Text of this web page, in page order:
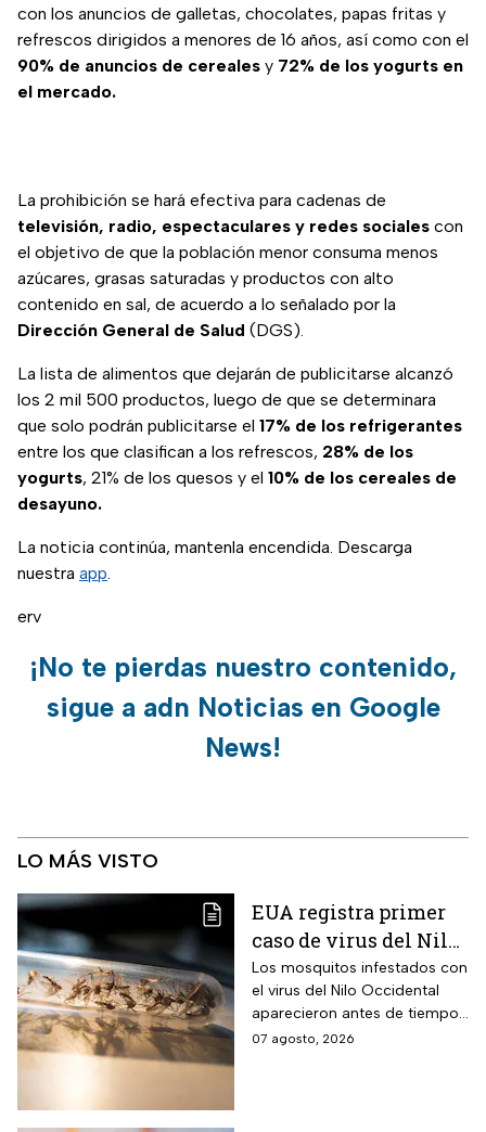
con los anuncios de galletas, chocolates, papas fritas y
refrescos dirigidos a menores de 16 años, así como con el
90% de anuncios de cereales y 72% de los yogurts en
el mercado.
La prohibición se hará efectiva para cadenas de
televisión, radio, espectaculares y redes sociales con
el objetivo de que la población menor consuma menos
azúcares, grasas saturadas y productos con alto
contenido en sal, de acuerdo a lo señalado por la
Dirección General de Salud (DGS).
La lista de alimentos que dejarán de publicitarse alcanzó
los 2 mil 500 productos, luego de que se determinara
que solo podrán publicitarse el 17% de los refrigerantes
entre los que clasifican a los refrescos, 28% de los
yogurts, 21% de los quesos y el 10% de los cereales de
desayuno.
La noticia continúa, mantenla encendida. Descarga
nuestra app.
erv
¡No te pierdas nuestro contenido,
sigue a adn Noticias en Google
News!
LO MÁS VISTO
EUA registra primer
caso de virus del Nilo
Occidental de 2026
Los mosquitos infestados con
el virus del Nilo Occidental
aparecieron antes de tiempo
en EUA; ya se registró el
07 agosto, 2026